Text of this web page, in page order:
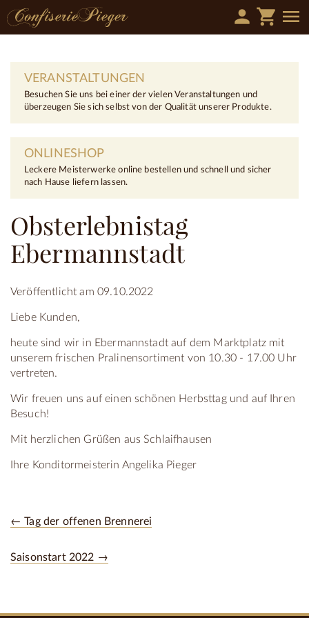
person shopping_cart menu
VERANSTALTUNGEN
Besuchen Sie uns bei einer der vielen Veranstaltungen und
überzeugen Sie sich selbst von der Qualität unserer Produkte.
ONLINESHOP
Leckere Meisterwerke online bestellen und schnell und sicher
nach Hause liefern lassen.
Obsterlebnistag
Ebermannstadt
Veröffentlicht am 09.10.2022
Liebe Kunden,
heute sind wir in Ebermannstadt auf dem Marktplatz mit
unserem frischen Pralinensortiment von 10.30 - 17.00 Uhr
vertreten.
Wir freuen uns auf einen schönen Herbsttag und auf Ihren
Besuch!
Mit herzlichen Grüßen aus Schlaifhausen
Ihre Konditormeisterin Angelika Pieger
← Tag der offenen Brennerei
Saisonstart 2022 →